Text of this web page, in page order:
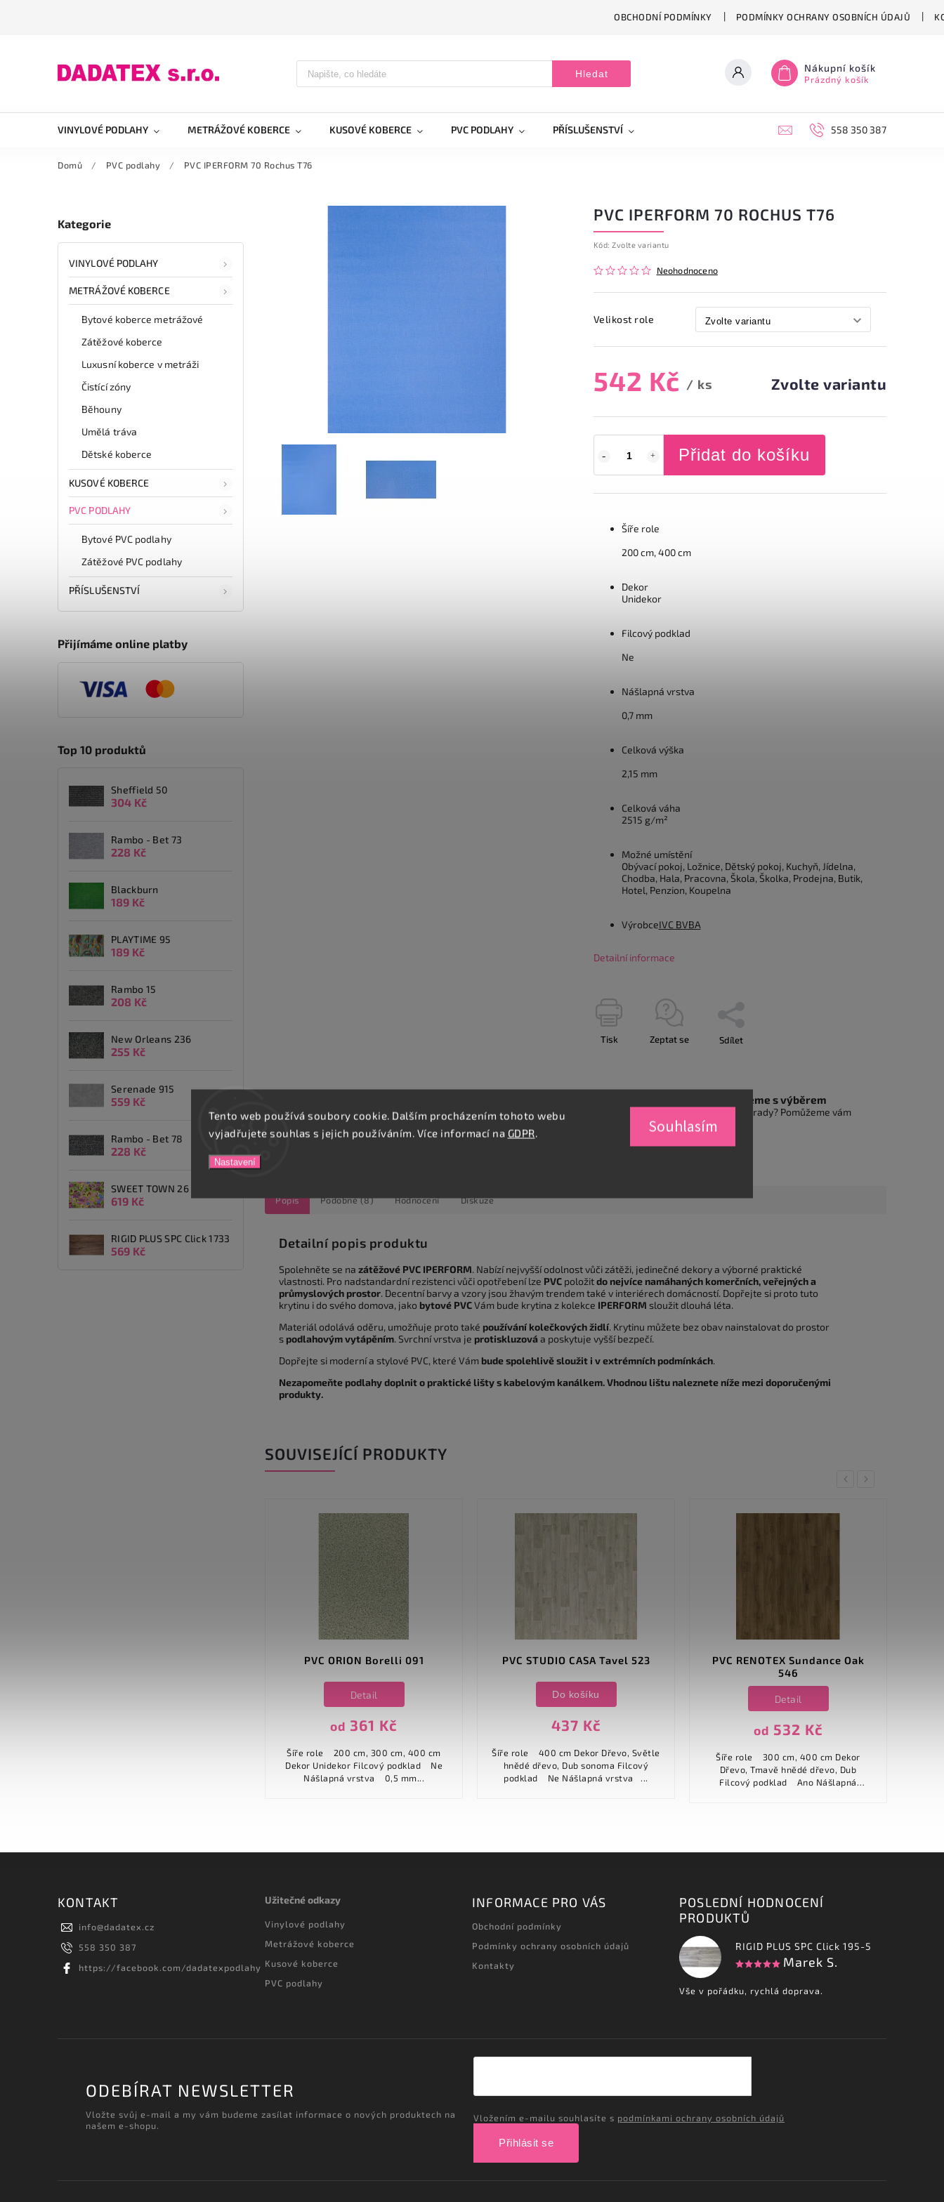
Tento web používá soubory cookie. Dalším procházením tohoto webu
vyjadřujete souhlas s jejich používáním. Více informací na GDPR.
Nastavení
Souhlasím
OBCHODNÍ PODMÍNKY PODMÍNKY OCHRANY OSOBNÍCH ÚDAJŮ
Hledat Nákupní košík
Prázdný košík
VINYLOVÉ PODLAHY METRÁŽOVÉ KOBERCE KUSOVÉ KOBERCE PVC PODLAHY PŘÍSLUŠENSTVÍ 558 350 387
Domů / PVC podlahy / PVC IPERFORM 70 Rochus T76
Kategorie
VINYLOVÉ PODLAHY
METRÁŽOVÉ KOBERCE
Bytové koberce metrážové
Zátěžové koberce
Luxusní koberce v metráži
Čistící zóny
Běhouny
Umělá tráva
Dětské koberce
KUSOVÉ KOBERCE
PVC PODLAHY
Bytové PVC podlahy
Zátěžové PVC podlahy
PŘÍSLUŠENSTVÍ
Přijímáme online platby
Top 10 produktů
Sheffield 50
304 Kč
Rambo - Bet 73
228 Kč
Blackburn
189 Kč
PLAYTIME 95
189 Kč
Rambo 15
208 Kč
New Orleans 236
255 Kč
Serenade 915
559 Kč
Rambo - Bet 78
228 Kč
SWEET TOWN 26
619 Kč
RIGID PLUS SPC Click 1733
569 Kč
PVC IPERFORM 70 ROCHUS T76
Kód: Zvolte variantu
Neohodnoceno
Velikost role
542 Kč / ks Zvolte variantu
Přidat do košíku
Šíře role
200 cm, 400 cm
Dekor
Unidekor
Filcový podklad
Ne
Nášlapná vrstva
0,7 mm
Celková výška
2,15 mm
Celková váha
2515 g/m²
Možné umístění
Obývací pokoj, Ložnice, Dětský pokoj, Kuchyň, Jídelna,
Chodba, Hala, Pracovna, Škola, Školka, Prodejna, Butik,
Hotel, Penzion, Koupelna
VýrobceIVC BVBA
Detailní informace
Tisk Zeptat se Sdílet
Na koberce nebo PVC Stovky podlah skladem
Pomůžeme s výběrem
Nevíte si rady? Pomůžeme vám
Popis Podobné (8) Hodnocení Diskuze
Detailní popis produktu
Spolehněte se na zátěžové PVC IPERFORM. Nabízí nejvyšší odolnost vůči zátěži, jedinečné dekory a výborné praktické
vlastnosti. Pro nadstandardní rezistenci vůči opotřebení lze PVC položitdo nejvíce namáhaných komerčních, veřejných a
průmyslových prostor. Decentní barvy a vzory jsou žhavým trendem také v interiérech domácností. Dopřejte si proto tuto
krytinu i do svého domova, jako bytové PVCVám bude krytina z kolekce IPERFORM sloužit dlouhá léta.
Materiál odolává oděru, umožňuje proto také používání kolečkových židlí. Krytinu můžete bez obav nainstalovat do prostor
s podlahovým vytápěním. Svrchní vrstva je protiskluzová a poskytuje vyšší bezpečí.
Dopřejte si moderní a stylové PVC, které Vám bude spolehlivě sloužit i v extrémních podmínkách.
Nezapomeňte podlahy doplnit o praktické lišty s kabelovým kanálkem. Vhodnou lištu naleznete níže mezi doporučenými
produkty.
SOUVISEJÍCÍ PRODUKTY
Previous
PVC ORION Borelli 091
od 361 Kč
Detail
Šíře role 200 cm, 300 cm, 400 cm
Dekor Unidekor Filcový podklad Ne
Nášlapná vrstva 0,5 mm...
PVC STUDIO CASA Tavel 523
437 Kč
Do košíku
Šíře role 400 cm Dekor Dřevo, Světle
hnědé dřevo, Dub sonoma Filcový
podklad Ne Nášlapná vrstva ...
PVC RENOTEX Sundance Oak
546
od 532 Kč
Detail
Šíře role 300 cm, 400 cm Dekor
Dřevo, Tmavě hnědé dřevo, Dub
Filcový podklad Ano Nášlapná
Next
KONTAKT
info@dadatex.cz
558 350 387
https://facebook.com/dadatexpodlahy
Užitečné odkazy
Vinylové podlahy
Metrážové koberce
Kusové koberce
PVC podlahy
INFORMACE PRO VÁS
Obchodní podmínky
Podmínky ochrany osobních údajů
Kontakty
POSLEDNÍ HODNOCENÍ
PRODUKTŮ
RIGID PLUS SPC Click 195-5
Marek S.
Vše v pořádku, rychlá doprava.
ODEBÍRAT NEWSLETTER
Vložte svůj e-mail a my vám budeme zasílat informace o nových produktech na
našem e-shopu.
Vložením e-mailu souhlasíte s podmínkami ochrany osobních údajů
Přihlásit se